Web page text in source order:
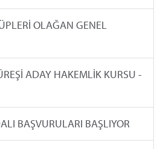
OLAĞAN GENEL
ADAY HAKEMLİK KURSU -
BAŞVURULARI BAŞLIYOR